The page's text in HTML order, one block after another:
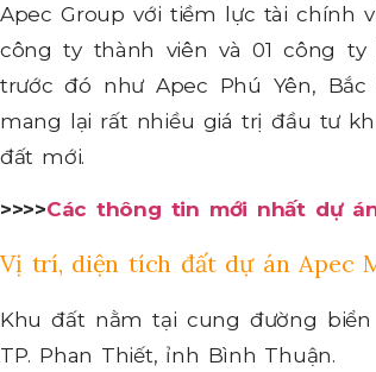
Apec Group với tiềm lực tài chính
công ty thành viên và 01 công
trước đó như Apec Phú Yên, Bắc
mang lại rất nhiều giá trị đầu tư
đất mới.
>>>>Các thông tin mới nhất dự
Vị trí, diện tích đất dự án Apec
Khu đất nằm tại cung đường biển
TP. Phan Thiết, ỉnh Bình Thuận.